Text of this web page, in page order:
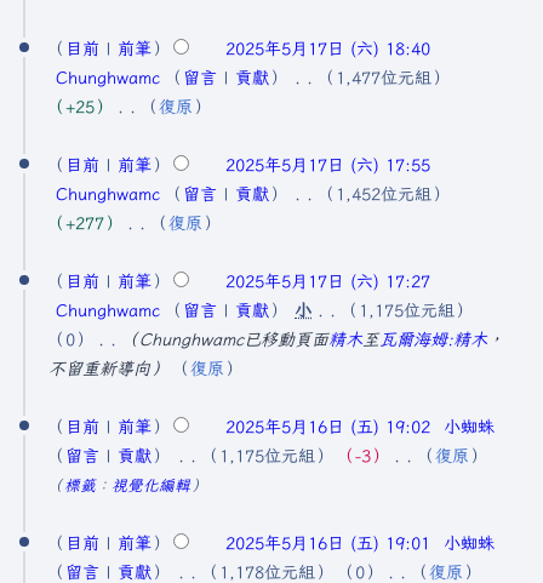
星
)
輯
摘
要
2
年
1
期
目前 前筆
2025年5月17日 (六) 18:40
Chunghwamc
留言 貢獻
1,477位元組
+25
編
輯
摘
復原
目前 前筆
2025年5月17日 (六) 17:55
Chunghwamc
留言 貢獻
1,452位元組
+277
編
輯
摘
要
復原
目前 前筆
2025年5月17日 (六) 17:27
Chunghwamc
留言 貢獻 小
1,175位元組
0
Chunghwamc已移動頁面精木至瓦爾海姆:精木，
不留重新導向
復原
2
年
目前 前筆 2025年5月16日 (五) 19:02
小蜘蛛
留言
貢獻 1,175位元組
−3
無
輯
摘
復原
標籤： 視覺化編輯
目前 前筆 2025年5月16日 (五) 19:01
小蜘蛛
留言
貢獻 1,178位元組
0
復原